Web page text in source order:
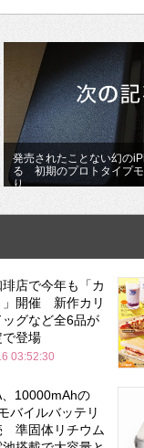
発売されたことない幻の
る 初期のプロトタイプ
り
琲店で今年も「カ
」開催 新作カリ
ッグなど全6品が
登場
03:52:30
10000mAhの
バイルバッテリ
準固体リチウム